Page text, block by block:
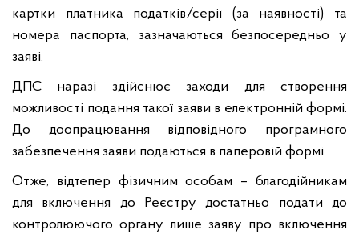
картки платника податків/серії (за наявності) та
номера паспорта, зазначаються безпосередньо у
заяві.
ДПС наразі здійснює заходи для створення
можливості подання такої заяви в електронній формі.
До доопрацювання відповідного програмного
забезпечення заяви подаються в паперовій формі.
Отже, відтепер фізичним особам – благодійникам
для включення до Реєстру достатньо подати до
контролюючого органу лише заяву про включення